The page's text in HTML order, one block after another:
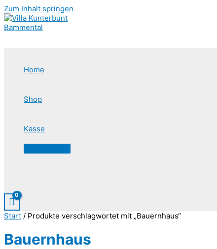
Zum Inhalt springen
Home
Shop
Kasse
Start / Produkte verschlagwortet mit „Bauernhaus“
Bauernhaus